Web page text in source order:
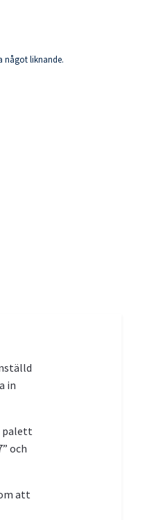
något liknande.
in
palett
och
att